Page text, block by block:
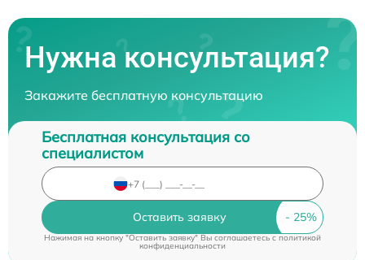
Нужна консультация?
Закажите бесплатную консультацию
Бесплатная консультация со
специалистом
Оставить заявку
Нажимая на кнопку "Оставить заявку" Вы соглашаетесь cполитикой
конфиденциальности